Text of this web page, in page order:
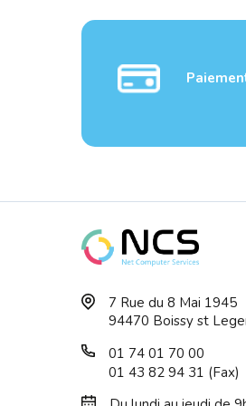
TP-LINK LiteWave
Gigabit Deskt...
7 Rue du 8 Mai 1945
94470 Boissy st
01 74 01 70 00
01 43 82 94 31 (Fax)